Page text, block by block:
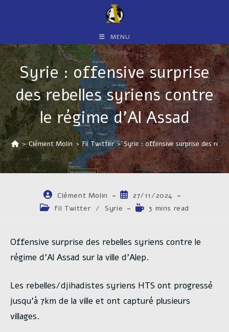
MENU
Syrie : offensive surprise
des rebelles syriens contre
le régime d’Al Assad
> Clément Molin > Fil Twitter > Syrie : offensive surprise des
Auteur/autrice
de
la
Clément Molin
Publication
publiée :
27/11/2024
PostFil Twitter / Syrie
Temps3 mins read
Offensive surprise des rebelles syriens contre le
régime d’Al Assad sur la ville d’Alep.
Les rebelles/djihadistes syriens HTS ont progressé
jusqu’à 7km de la ville et ont capturé plusieurs
villages.